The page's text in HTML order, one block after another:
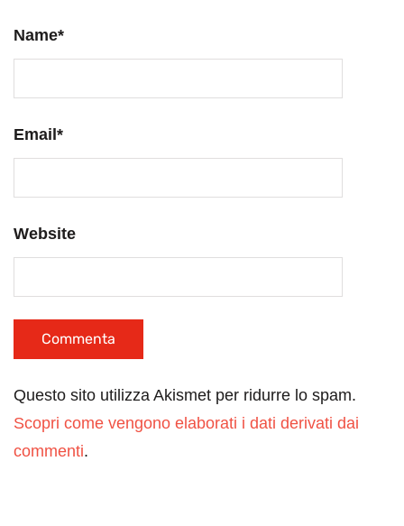
Name*
Email *
Website
Questo sito utilizza Akismet per ridurre lo spam.
Scopri come vengono elaborati i dati derivati dai
commenti.